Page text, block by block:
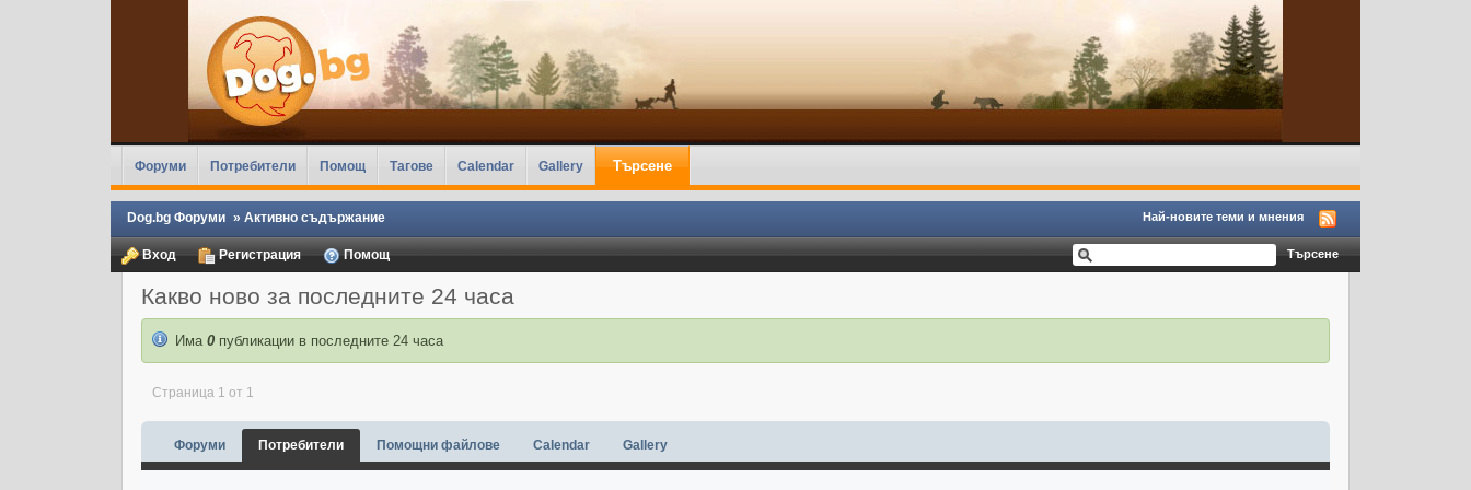
Форуми Потребители Помощ Тагове Calendar Gallery Търсене
Dog.bg Форуми » Активно съдържание Най-новите теми и мнения
Вход Регистрация Помощ
Какво ново за последните 24 часа
Има 0публикации в последните 24 часа
Страница 1 от 1
Форуми Потребители Помощни файлове Calendar Gallery